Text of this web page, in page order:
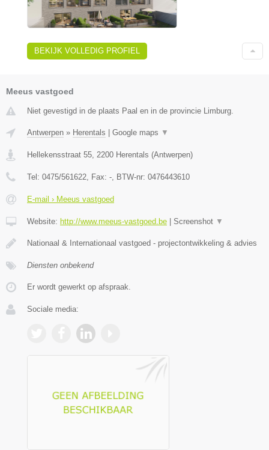
BEKIJK VOLLEDIG PROFIEL
Meeus vastgoed
Niet gevestigd in de plaats Paal en in de provincie Limburg.
Antwerpen » Herentals | Google maps ▼
Hellekensstraat 55 2200 Herentals (Antwerpen)
Tel: 0475/561622 , Fax: - , BTW-nr: 0476443610
E-mail › Meeus vastgoed
Website: http://www.meeus-vastgoed.be | Screenshot ▼
Nationaal & Internationaal vastgoed - projectontwikkeling & advies
Diensten onbekend
Er wordt gewerkt op afspraak.
Sociale media: